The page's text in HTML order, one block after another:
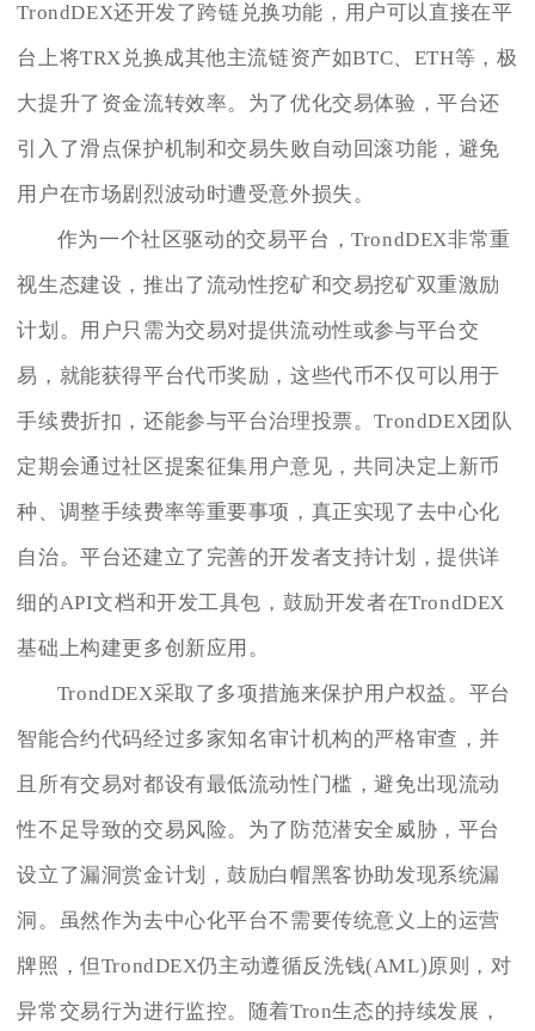
TrondDEX还开发了跨链兑换功能，用户可以直接在平
台上将TRX兑换成其他主流链资产如BTC、ETH等，极
大提升了资金流转效率。为了优化交易体验，平台还
引入了滑点保护机制和交易失败自动回滚功能，避免
用户在市场剧烈波动时遭受意外损失。
作为一个社区驱动的交易平台，TrondDEX非常重
视生态建设，推出了流动性挖矿和交易挖矿双重激励
计划。用户只需为交易对提供流动性或参与平台交
易，就能获得平台代币奖励，这些代币不仅可以用于
手续费折扣，还能参与平台治理投票。TrondDEX团队
定期会通过社区提案征集用户意见，共同决定上新币
种、调整手续费率等重要事项，真正实现了去中心化
自治。平台还建立了完善的开发者支持计划，提供详
细的API文档和开发工具包，鼓励开发者在TrondDEX
基础上构建更多创新应用。
TrondDEX采取了多项措施来保护用户权益。平台
智能合约代码经过多家知名审计机构的严格审查，并
且所有交易对都设有最低流动性门槛，避免出现流动
性不足导致的交易风险。为了防范潜安全威胁，平台
设立了漏洞赏金计划，鼓励白帽黑客协助发现系统漏
洞。虽然作为去中心化平台不需要传统意义上的运营
牌照，但TrondDEX仍主动遵循反洗钱(AML)原则，对
异常交易行为进行监控。随着Tron生态的持续发展，